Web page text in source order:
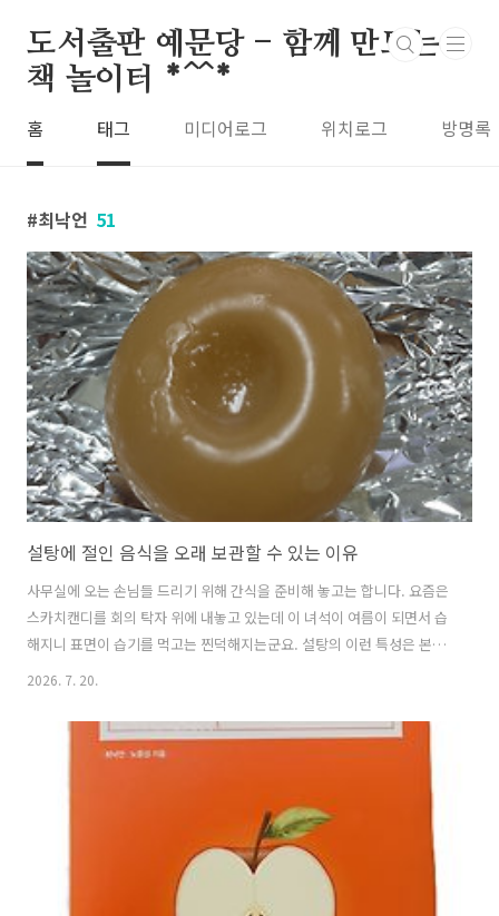
도서출판 예문당 - 함께 만드는
책 놀이터 *^^*
홈 태그 미디어로그 위치로그 방명록
최낙언 51
설탕에 절인 음식을 오래 보관할 수 있는 이유
사무실에 오는 손님들 드리기 위해 간식을 준비해 놓고는 합니다. 요즘은
스카치캔디를 회의 탁자 위에 내놓고 있는데 이 녀석이 여름이 되면서 습
해지니 표면이 습기를 먹고는 찐덕해지는군요. 설탕의 이런 특성은 본존
료로서 기능을 가능하게 하는데요. 우리가 식품의 보존을 위해 사용하는
수 있는 수분이 없어서 증식을 멈춘다.온도 : 온도가 미생물이 활동할 수
있는 온도를 벗어나면 증식을 멈춘다.낮은 pH : pH가 4.2 이하가 되면 미
한다.에탄올 살균보존료 설탕은 물을 좋아하여 주변의 물분자를 붙잡는
성질이 있습니다. 고농도의 설탕 용액은 미생물이 사용할 수 있는 수분이
2026. 7. 20.